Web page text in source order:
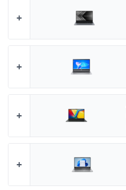
+
+
+
+